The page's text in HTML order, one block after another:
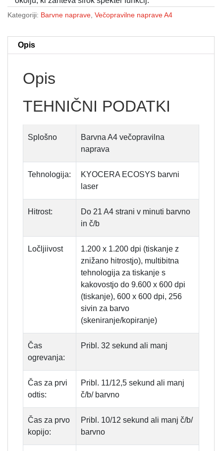
Kategoriji: Barvne naprave Večopravilne naprave A4
Opis
Opis
TEHNIČNI PODATKI
Splošno
Barvna A4 večopravilna
naprava
Tehnologija:
KYOCERA ECOSYS barvni
laser
Hitrost:
Do 21 A4 strani v minuti barvno
in č/b
Ločljiivost
1.200 x 1.200 dpi (tiskanje z
znižano hitrostjo), multibitna
tehnologija za tiskanje s
kakovostjo do 9.600 x 600 dpi
(tiskanje), 600 x 600 dpi, 256
sivin za barvo
(skeniranje/kopiranje)
Čas
ogrevanja:
Pribl. 32 sekund ali manj
Čas za prvi
odtis:
Pribl. 11/12,5 sekund ali manj
č/b/ barvno
Čas za prvo
kopijo:
Pribl. 10/12 sekund ali manj č/b/
barvno